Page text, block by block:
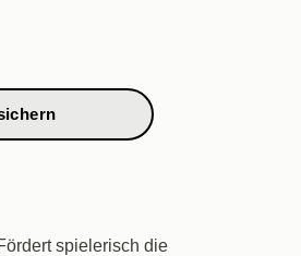
spielerisch die